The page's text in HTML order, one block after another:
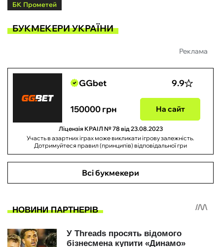
БК Прометей
БУКМЕКЕРИ УКРАЇНИ
Реклама
GGbet 9.9
150000 грн На сайт
Ліцензія КРАІЛ № 78 від 23.08.2023
Участь в азартних іграх може викликати ігрову залежність.
Дотримуйтеся правил (принципів) відповідальної гри
Всі букмекери